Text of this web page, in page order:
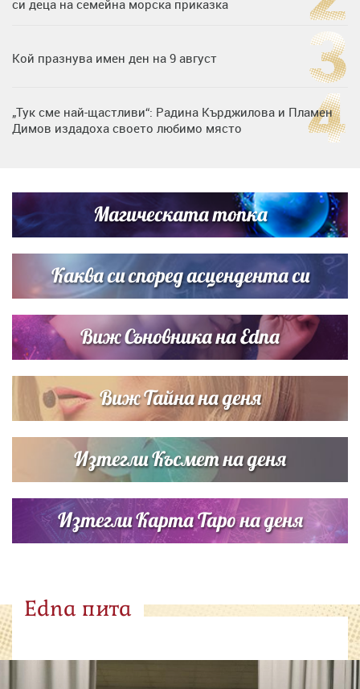
си деца на семейна морска приказка
Кой празнува имен ден на 9 август
„Тук сме най-щастливи“: Радина Кърджилова и Пламен
Димов издадоха своето любимо място
Братя Аргирови я изненадаха с песен
Магическата топка
Каква си според асцендента си
Виж Съновника на Edna
Виж Тайна на деня
Изтегли Късмет на деня
Изтегли Карта Таро на деня
Edna пита